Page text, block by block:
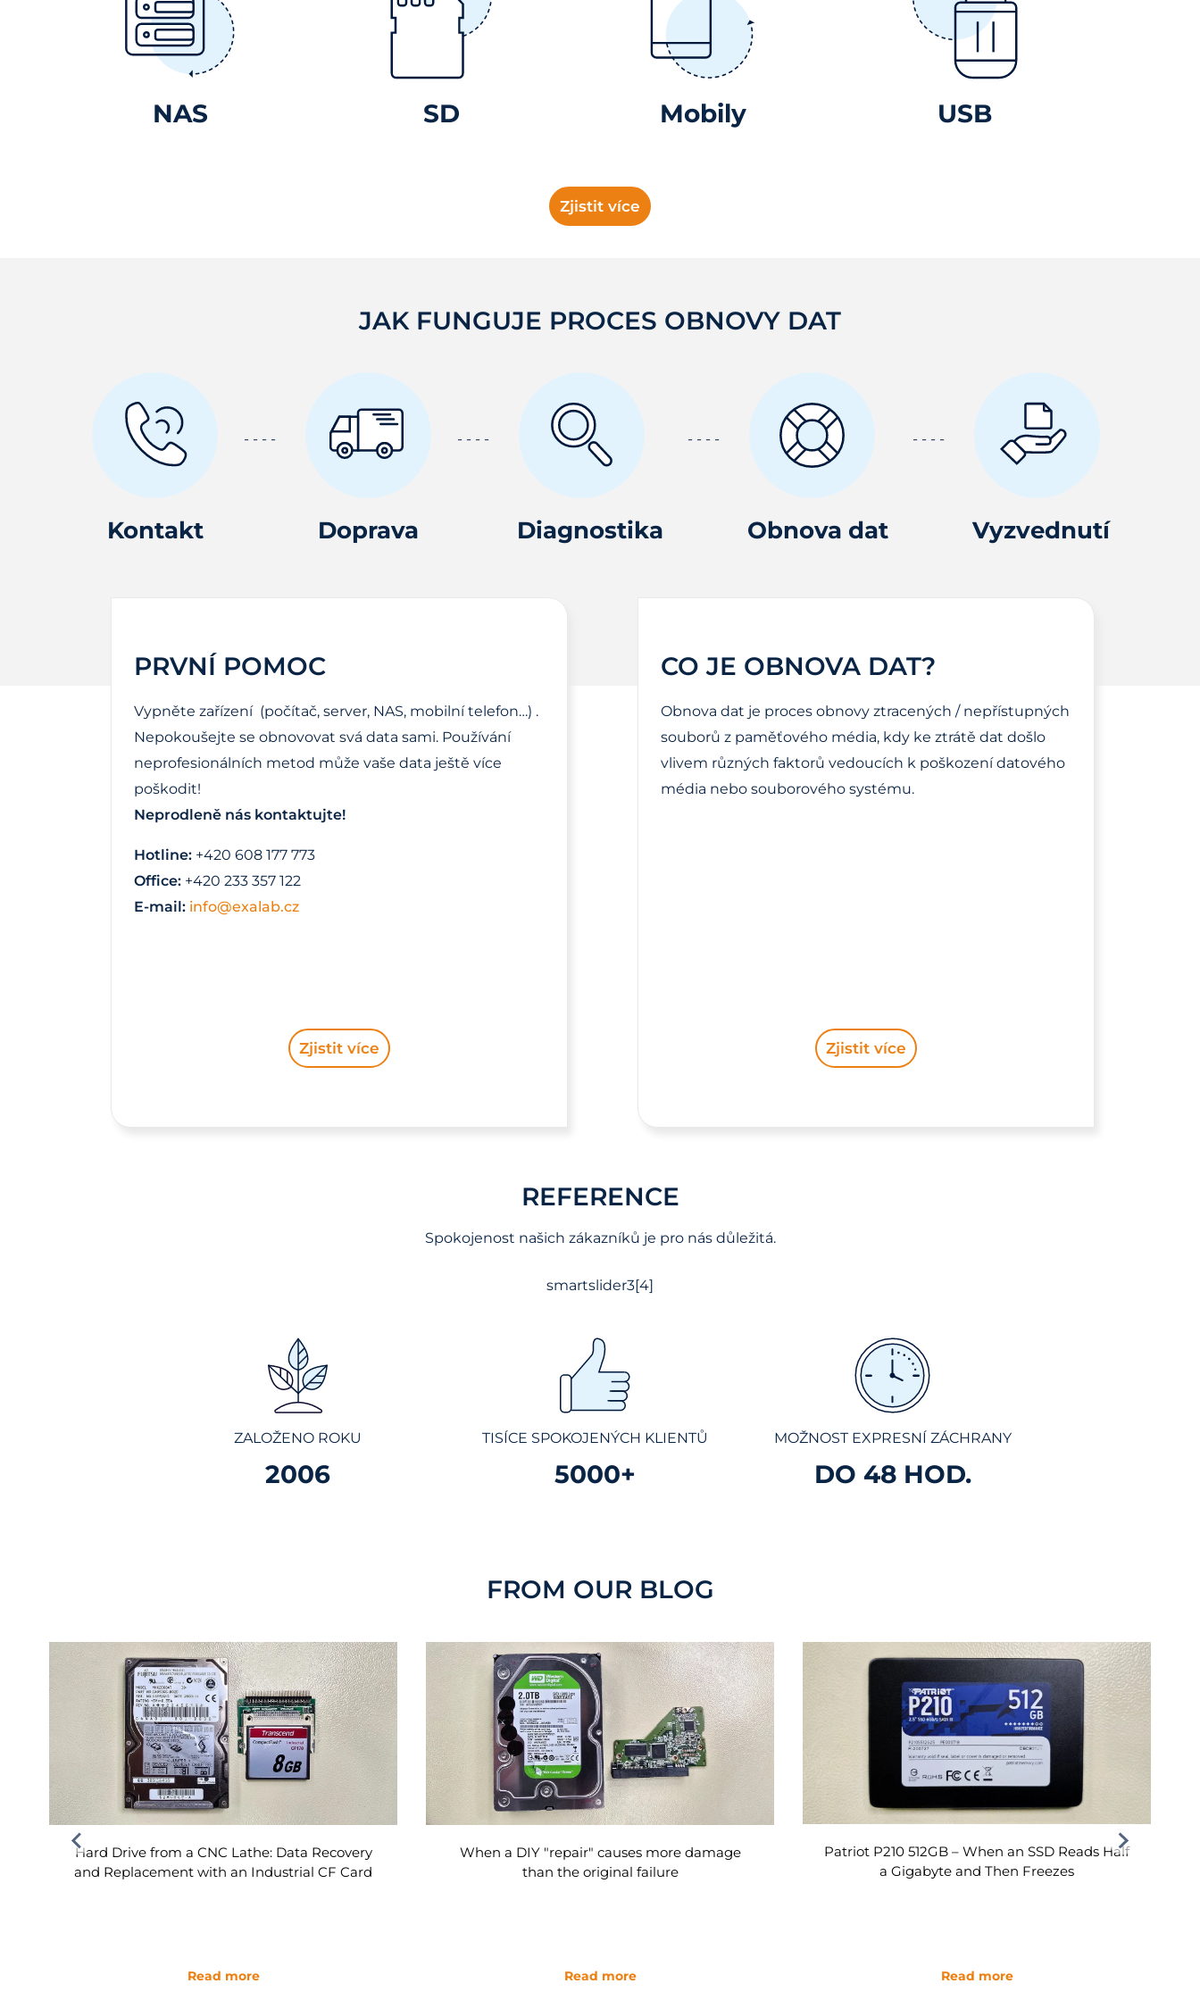
NAS SD Mobily USB
Zjistit více
JAK FUNGUJE PROCES OBNOVY DAT
Kontakt Doprava Diagnostika Obnova dat Vyzvednutí
PRVNÍ POMOC
Vypněte zařízení (počítač, server, NAS, mobilní telefon…) .
Nepokoušejte se obnovovat svá data sami. Používání
neprofesionálních metod může vaše data ještě více
poškodit!
Neprodleně nás kontaktujte!
Hotline: +420 608 177 773
Office: +420 233 357 122
E-mail: info@exalab.cz
Zjistit více
CO JE OBNOVA DAT?
Obnova dat je proces obnovy ztracených / nepřístupných
souborů z paměťového média, kdy ke ztrátě dat došlo
vlivem různých faktorů vedoucích k poškození datového
média nebo souborového systému.
Zjistit více
REFERENCE
Spokojenost našich zákazníků je pro nás důležitá.
smartslider3[4]
ZALOŽENO ROKU
2006
TISÍCE SPOKOJENÝCH KLIENTŮ
5000+
MOŽNOST EXPRESNÍ ZÁCHRANY
DO 48 HOD.
FROM OUR BLOG
Hard Drive from a CNC Lathe: Data Recovery
and Replacement with an Industrial CF Card
Read more
When a DIY "repair" causes more damage
than the original failure
Read more
Patriot P210 512GB – When an SSD Reads Half
a Gigabyte and Then Freezes
Read more